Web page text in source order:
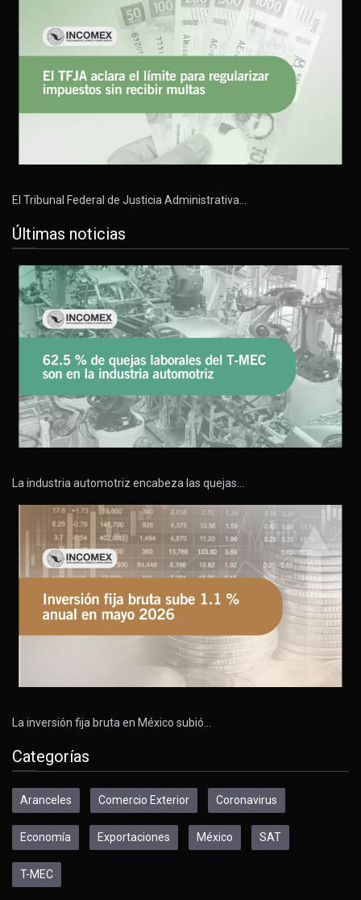
El Tribunal Federal de Justicia Administrativa…
Últimas noticias
La industria automotriz encabeza las quejas…
La inversión fija bruta en México subió…
Categorías
Aranceles Comercio Exterior Coronavirus
Economía Exportaciones México SAT
T-MEC